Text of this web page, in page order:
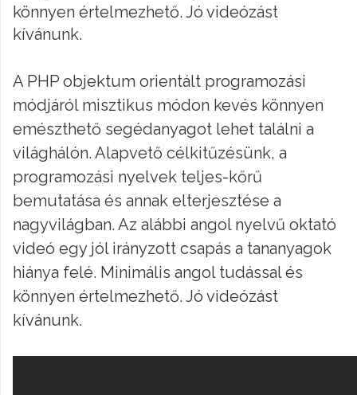
könnyen értelmezhető. Jó videózást
kívánunk.
A PHP objektum orientált programozási
módjáról misztikus módon kevés könnyen
emészthető segédanyagot lehet találni a
világhálón. Alapvető célkitűzésünk, a
programozási nyelvek teljes-kőrű
bemutatása és annak elterjesztése a
nagyvilágban. Az alábbi angol nyelvű oktató
videó egy jól irányzott csapás a tananyagok
hiánya felé. Minimális angol tudással és
könnyen értelmezhető. Jó videózást
kívánunk.